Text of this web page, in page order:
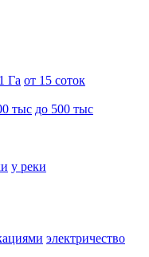
Га от 15 соток
тыс до 500 тыс
у реки
электричество